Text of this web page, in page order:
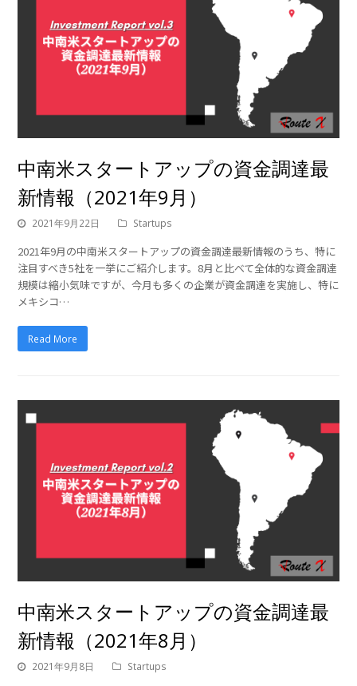
中南米スタートアップの資金調達最
新情報（2021年9月）
2021年9月22日 Startups
2021年9月の中南米スタートアップの資金調達最新情報のうち、特に
注目すべき5社を一挙にご紹介します。8月と比べて全体的な資金調達
規模は縮小気味ですが、今月も多くの企業が資金調達を実施し、特に
メキシコ…
Read More
中南米スタートアップの資金調達最
新情報（2021年8月）
2021年9月8日 Startups